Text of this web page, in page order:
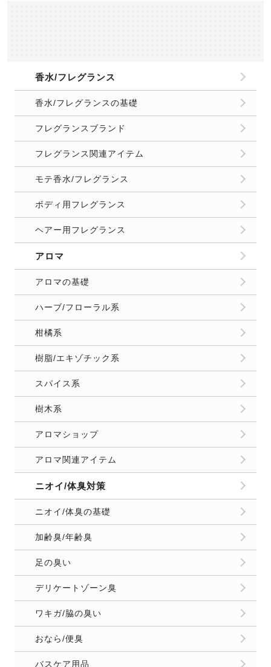
香水/フレグランス
香水/フレグランスの基礎
フレグランスブランド
フレグランス関連アイテム
モテ香水/フレグランス
ボディ用フレグランス
ヘアー用フレグランス
アロマ
アロマの基礎
ハーブ/フローラル系
柑橘系
樹脂/エキゾチック系
スパイス系
樹木系
アロマショップ
アロマ関連アイテム
ニオイ/体臭対策
ニオイ/体臭の基礎
加齢臭/年齢臭
足の臭い
デリケートゾーン臭
ワキガ/脇の臭い
おなら/便臭
バスケア用品